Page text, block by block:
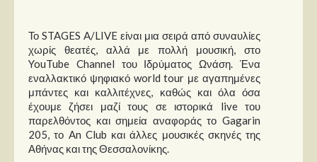
Το STAGES A/LIVE είναι μια σειρά από συναυλίες
χωρίς θεατές, αλλά με πολλή μουσική, στο
YouTube Channel του Ιδρύματος Ωνάση. Ένα
εναλλακτικό ψηφιακό world tour με αγαπημένες
μπάντες και καλλιτέχνες, καθώς και όλα όσα
έχουμε ζήσει μαζί τους σε ιστορικά live του
παρελθόντος και σημεία αναφοράς το Gagarin
205, το An Club και άλλες μουσικές σκηνές της
Αθήνας και της Θεσσαλονίκης.